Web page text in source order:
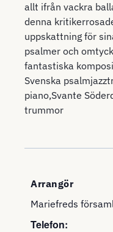
allt ifrån vackra
denna
uppskattning för
psalmer och
fantastiska
Svenska
piano,Svante
trummor
Arrangör
Mariefreds
Telefon: